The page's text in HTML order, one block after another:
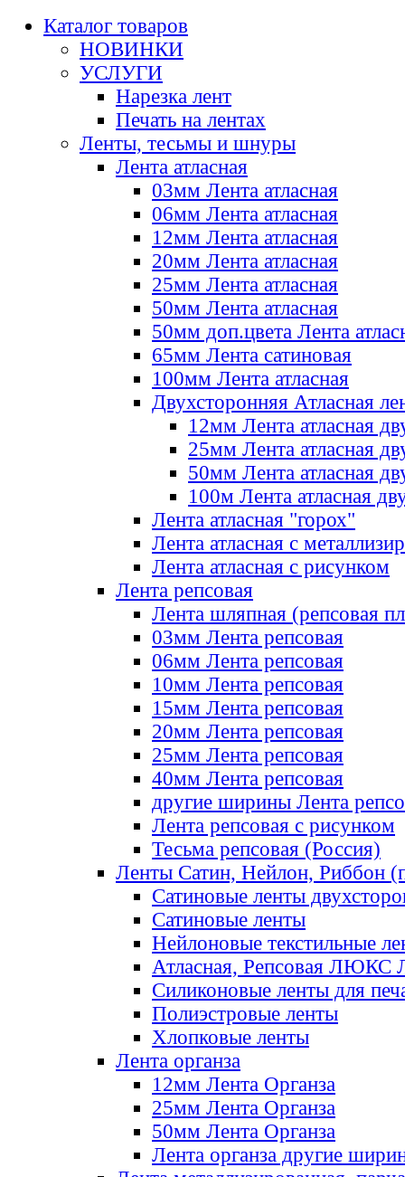
Каталог товаров
НОВИНКИ
УСЛУГИ
Нарезка лент
Печать на лентах
Ленты, тесьмы и шнуры
Лента атласная
03мм Лента атласная
06мм Лента атласная
12мм Лента атласная
20мм Лента атласная
25мм Лента атласная
50мм Лента атласная
50мм доп.цвета Лента
65мм Лента сатиновая
100мм Лента атласная
Двухсторонняя Атласная
12мм Лента атласная
25мм Лента атласная
50мм Лента атласная
100м Лента атласная
Лента атласная "горох"
Лента атласная с
Лента атласная с рисунком
Лента репсовая
Лента шляпная (репсовая
03мм Лента репсовая
06мм Лента репсовая
10мм Лента репсовая
15мм Лента репсовая
20мм Лента репсовая
25мм Лента репсовая
40мм Лента репсовая
другие ширины Лента
Лента репсовая с рисунком
Тесьма репсовая (Россия)
Ленты Сатин, Нейлон, Риббон
Сатиновые ленты
Сатиновые ленты
Нейлоновые текстильные
Атласная, Репсовая ЛЮКС
Силиконовые ленты для
Полиэстровые ленты
Хлопковые ленты
Лента органза
12мм Лента Органза
25мм Лента Органза
50мм Лента Органза
Лента органза другие